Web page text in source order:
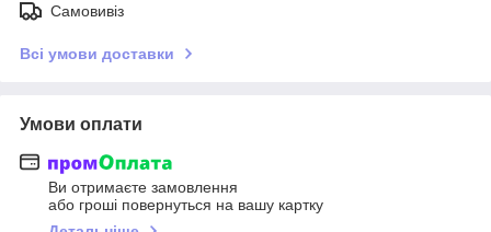
Самовивіз
Всі умови доставки
Умови оплати
Ви отримаєте замовлення
або гроші повернуться на вашу картку